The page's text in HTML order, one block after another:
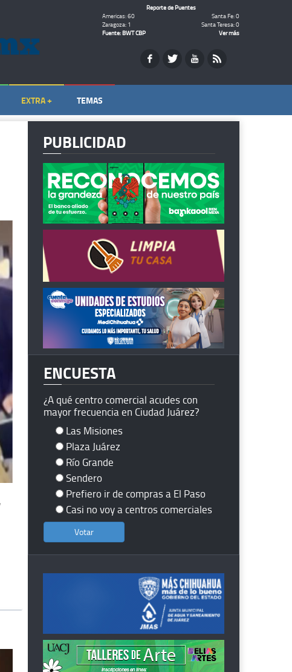
Reporte de Puentes
Americas: 60
Santa Fe: 0
Zaragoza: 1
Santa Teresa: 0
Fuente: BWT CBP
Ver más
EXTRA + TEMAS
PUBLICIDAD
ENCUESTA
¿A qué centro comercial acudes con
mayor frecuencia en Ciudad Juárez?
Las Misiones
Plaza Juárez
Río Grande
Sendero
Prefiero ir de compras a El Paso
Casi no voy a centros comerciales